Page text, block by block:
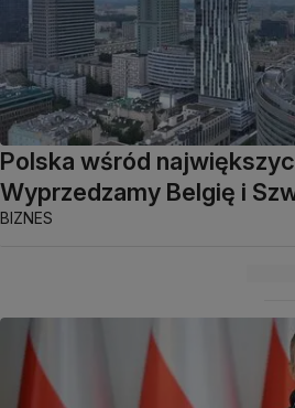
Polska wśród
Wyprzedzamy Belgię i
BIZNES